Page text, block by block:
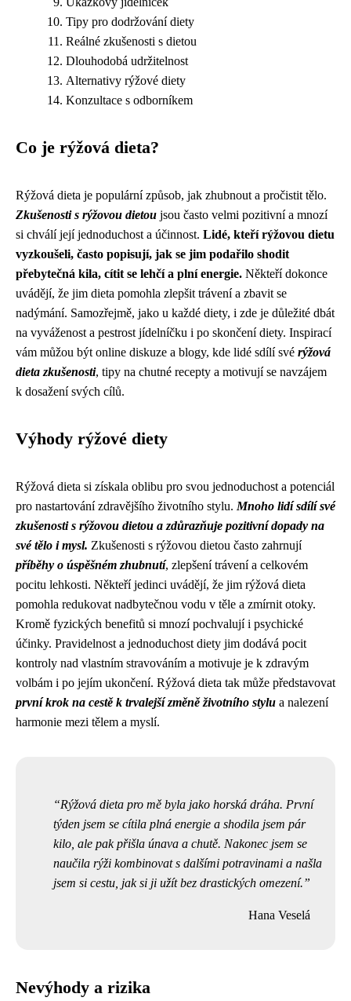
Tipy pro dodržování diety
Reálné zkušenosti s dietou
Dlouhodobá udržitelnost
Alternativy rýžové diety
Konzultace s odborníkem
Co je rýžová dieta?
Rýžová dieta je populární způsob, jak zhubnout a pročistit tělo.
Zkušenosti s rýžovou dietou jsou často velmi pozitivní a mnozí
si chválí její jednoduchost a účinnost. Lidé, kteří rýžovou dietu
vyzkoušeli, často popisují, jak se jim podařilo shodit
přebytečná kila, cítit se lehčí a plní energie. Někteří dokonce
uvádějí, že jim dieta pomohla zlepšit trávení a zbavit se
nadýmání. Samozřejmě, jako u každé diety, i zde je důležité dbát
na vyváženost a pestrost jídelníčku i po skončení diety. Inspirací
vám můžou být online diskuze a blogy, kde lidé sdílí své rýžová
dieta zkušenosti, tipy na chutné recepty a motivují se navzájem
k dosažení svých cílů.
Výhody rýžové diety
Rýžová dieta si získala oblibu pro svou jednoduchost a potenciál
pro nastartování zdravějšího životního stylu. Mnoho lidí sdílí své
zkušenosti s rýžovou dietou a zdůrazňuje pozitivní dopady na
své tělo i mysl. Zkušenosti s rýžovou dietou často zahrnují
příběhy o úspěšném zhubnutí, zlepšení trávení a celkovém
pocitu lehkosti. Někteří jedinci uvádějí, že jim rýžová dieta
pomohla redukovat nadbytečnou vodu v těle a zmírnit otoky.
Kromě fyzických benefitů si mnozí pochvalují i psychické
účinky. Pravidelnost a jednoduchost diety jim dodává pocit
kontroly nad vlastním stravováním a motivuje je k zdravým
volbám i po jejím ukončení. Rýžová dieta tak může představovat
první krok na cestě k trvalejší změně životního stylu a nalezení
harmonie mezi tělem a myslí.
Rýžová dieta pro mě byla jako horská dráha. První
týden jsem se cítila plná energie a shodila jsem pár
kilo, ale pak přišla únava a chutě. Nakonec jsem se
naučila rýži kombinovat s dalšími potravinami a našla
jsem si cestu, jak si ji užít bez drastických omezení.
Hana Veselá
Nevýhody a rizika